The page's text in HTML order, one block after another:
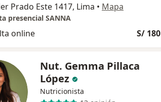
Prado Este 1417, Lima • Mapa
presencial SANNA
online S/ 180
Nut. Gemma Pillaca
López
Nutricionista